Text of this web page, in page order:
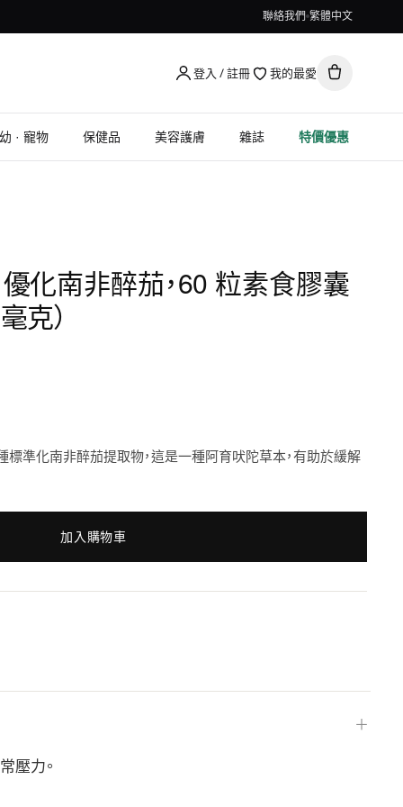
聯絡我們 繁體中文
登入 / 註冊 我的最愛
· 寵物 保健品 美容護膚 雜誌 特價優惠
化南非醉茄，60 粒素食膠囊
克）
準化南非醉茄提取物，這是一種阿育吠陀草本，有助於緩解
加入購物車
＋
壓力。